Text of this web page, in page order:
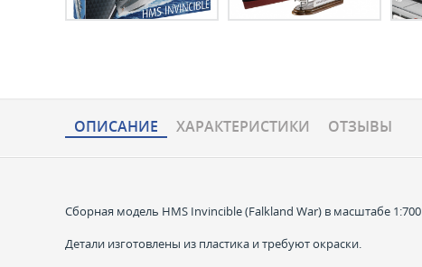
ОПИСАНИЕ ХАРАКТЕРИCТИКИ ОТЗЫВЫ
Сборная модель HMS Invincible (Falkland War) в масштабе 1:700
Детали изготовлены из пластика и требуют окраски.